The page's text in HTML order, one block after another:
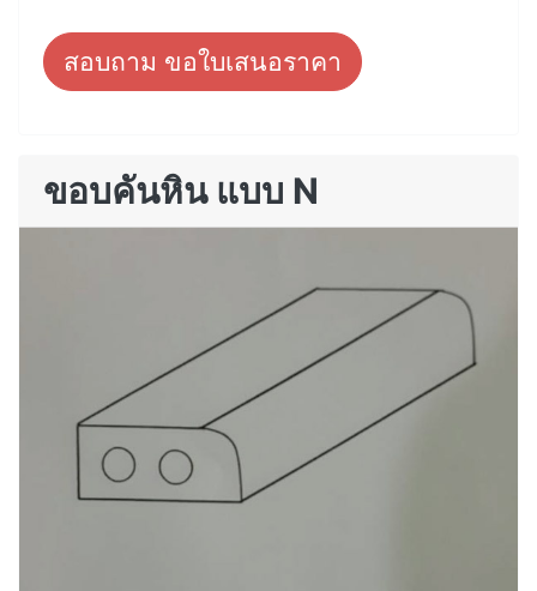
สอบถาม ขอใบเสนอราคา
ขอบคันหิน แบบ N